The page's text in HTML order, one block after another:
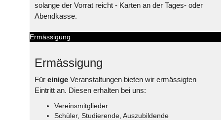
solange der Vorrat reicht - Karten an der Tages- oder
Abendkasse.
Ermässigung
Ermässigung
Für einige Veranstaltungen bieten wir ermässigten
Eintritt an. Diesen erhalten bei uns:
Vereinsmitglieder
Schüler, Studierende, Auszubildende